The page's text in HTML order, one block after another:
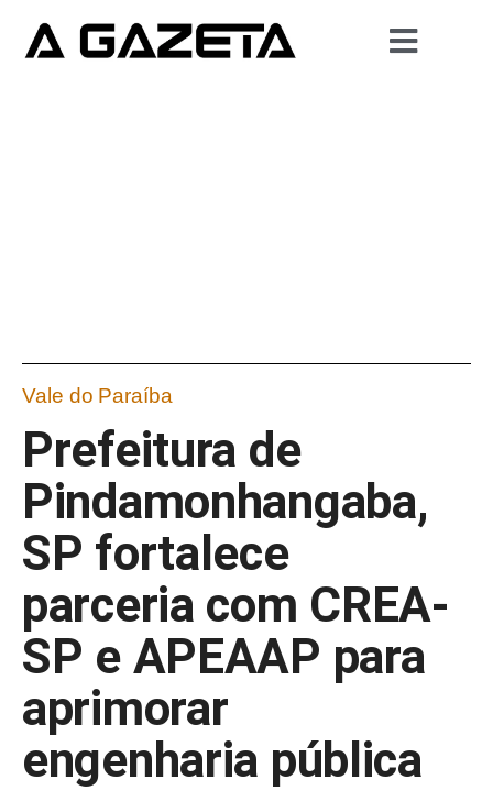
Vale do Paraíba
Prefeitura de
Pindamonhangaba,
SP fortalece
parceria com CREA-
SP e APEAAP para
aprimorar
engenharia pública